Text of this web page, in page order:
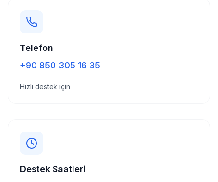
Telefon
+90 850 305 16 35
Hızlı destek için
Destek Saatleri
Şifremi vermem gerekiyor mu?